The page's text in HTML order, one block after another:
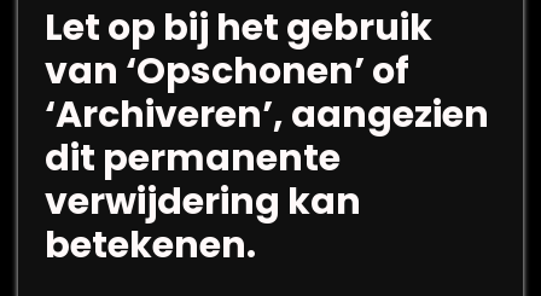
Let op bij het gebruik
van ‘Opschonen’ of
‘Archiveren’, aangezien
dit permanente
verwijdering kan
betekenen.